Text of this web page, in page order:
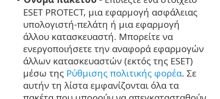
ESET PROTECT, μια εφαρμογή ασφάλειας
υπολογιστή-πελάτη ή μια εφαρμογή
άλλου κατασκευαστή. Μπορείτε να
ενεργοποιήσετε την αναφορά εφαρμογών
άλλων κατασκευαστών (εκτός της ESET)
μέσω της Ρύθμισης πολιτικής φορέα. Σε
αυτήν τη λίστα εμφανίζονται όλα τα